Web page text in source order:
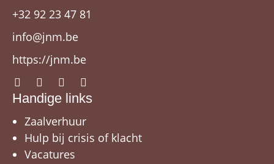
+32 92 23 47 81
info@jnm.be
https://jnm.be
Handige links
Zaalverhuur
Hulp bij crisis of klacht
Vacatures